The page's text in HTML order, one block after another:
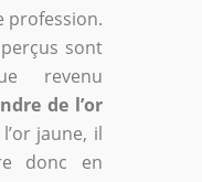
profession.
sont
revenu
de l’or
jaune, il
donc en